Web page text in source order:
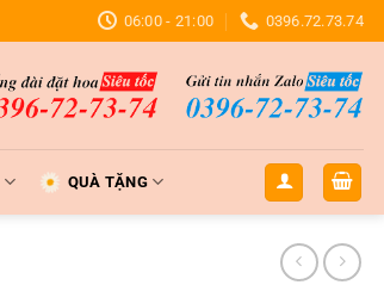
06:00 - 21:00 0396.72.73.74
QUÀ TẶNG